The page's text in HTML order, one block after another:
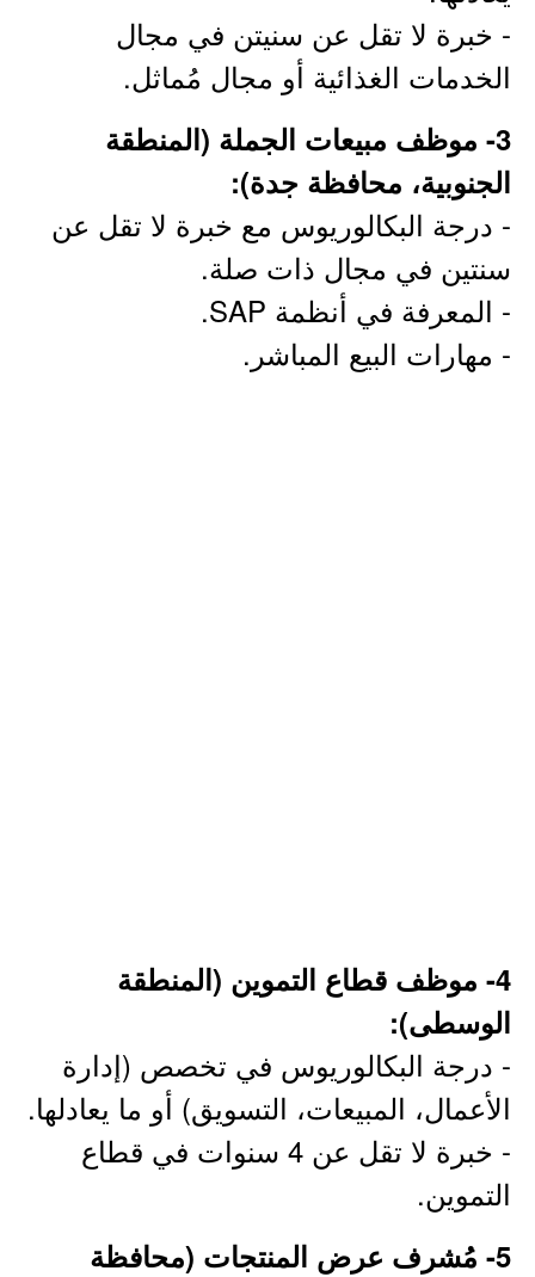
- خبرة لا تقل عن سنيتن في مجال
الخدمات الغذائية أو مجال مُماثل.
3- موظف مبيعات الجملة (المنطقة
الجنوبية، محافظة جدة):
- درجة البكالوريوس مع خبرة لا تقل عن
سنتين في مجال ذات صلة.
- المعرفة في أنظمة SAP.
- مهارات البيع المباشر.
4- موظف قطاع التموين (المنطقة
الوسطى):
- درجة البكالوريوس في تخصص (إدارة
الأعمال، المبيعات، التسويق) أو ما يعادلها.
- خبرة لا تقل عن 4 سنوات في قطاع
التموين.
5- مُشرف عرض المنتجات (محافظة